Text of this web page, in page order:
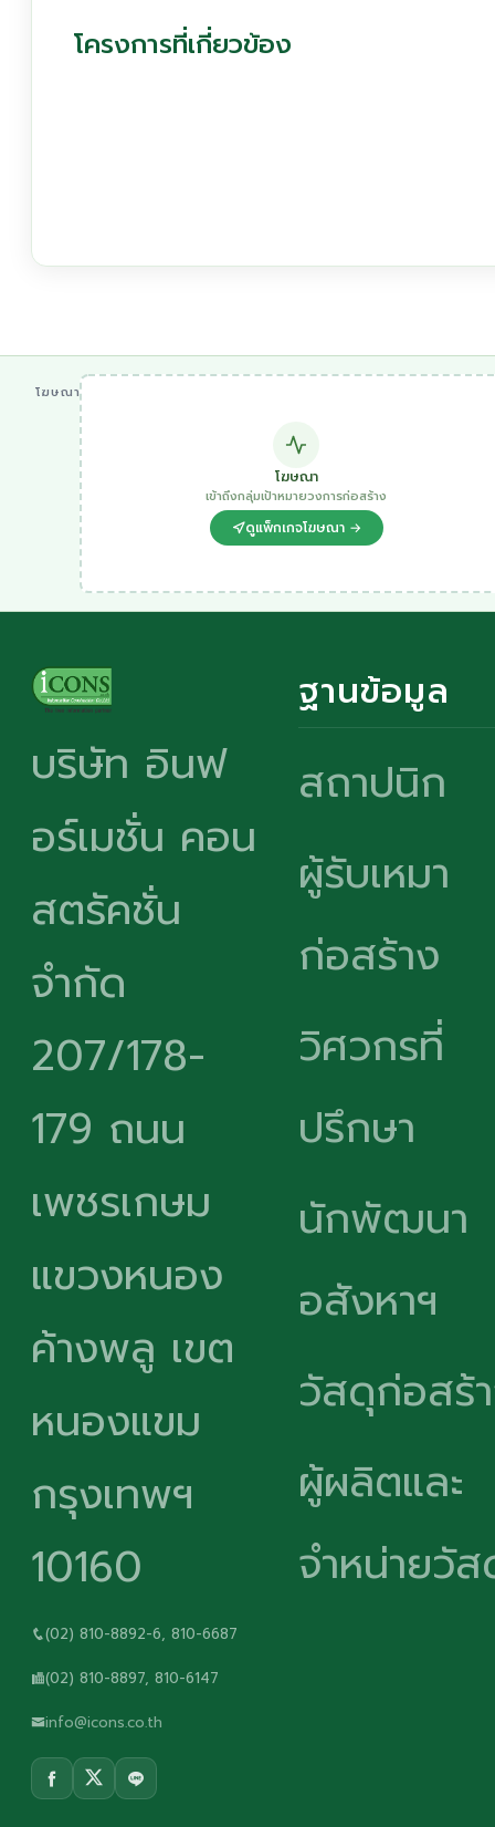
โครงการที่เกี่ยวข้อง
โฆษณา
โฆษณา
เข้าถึงกลุ่มเป้าหมายวงการก่อสร้าง
ดูแพ็กเกจโฆษณา →
บริษัท อินฟ
อร์เมชั่น คอน
สตรัคชั่น
จำกัด
207/178-
179 ถนน
เพชรเกษม
แขวงหนอง
ค้างพลู เขต
หนองแขม
กรุงเทพฯ
10160
(02) 810-8892-6, 810-6687
(02) 810-8897, 810-6147
info@icons.co.th
ฐานข้อมูล
สถาปนิก
ผู้รับเหมา
ก่อสร้าง
วิศวกรที่
ปรึกษา
นักพัฒนา
อสังหาฯ
วัสดุก่อสร้
ผู้ผลิตและ
จำหน่ายวั